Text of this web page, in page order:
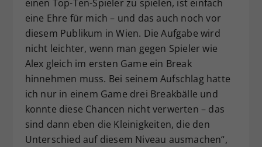
einen Top-Ten-Spieler zu spielen, ist einfach
eine Ehre für mich – und das auch noch vor
diesem Publikum in Wien. Die Aufgabe wird
nicht leichter, wenn man gegen Spieler wie
Alex gleich im ersten Game ein Break
hinnehmen muss. Bei seinem Aufschlag hatte
ich nur in einem Game drei Breakbälle und
konnte diese Chancen nicht verwerten – das
sind dann eben die Kleinigkeiten, die den
Unterschied auf diesem Niveau ausmachen“,